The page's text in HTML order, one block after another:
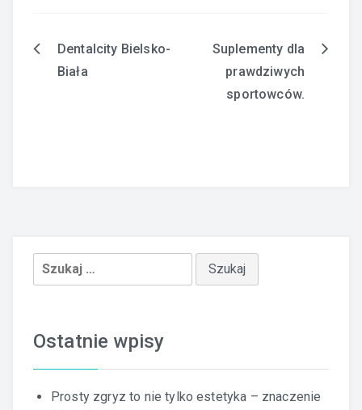
Nawigacja
Dentalcity Bielsko-
Biała
Suplementy dla
prawdziwych
sportowców.
Szukaj:
Ostatnie wpisy
Prosty zgryz to nie tylko estetyka – znaczenie